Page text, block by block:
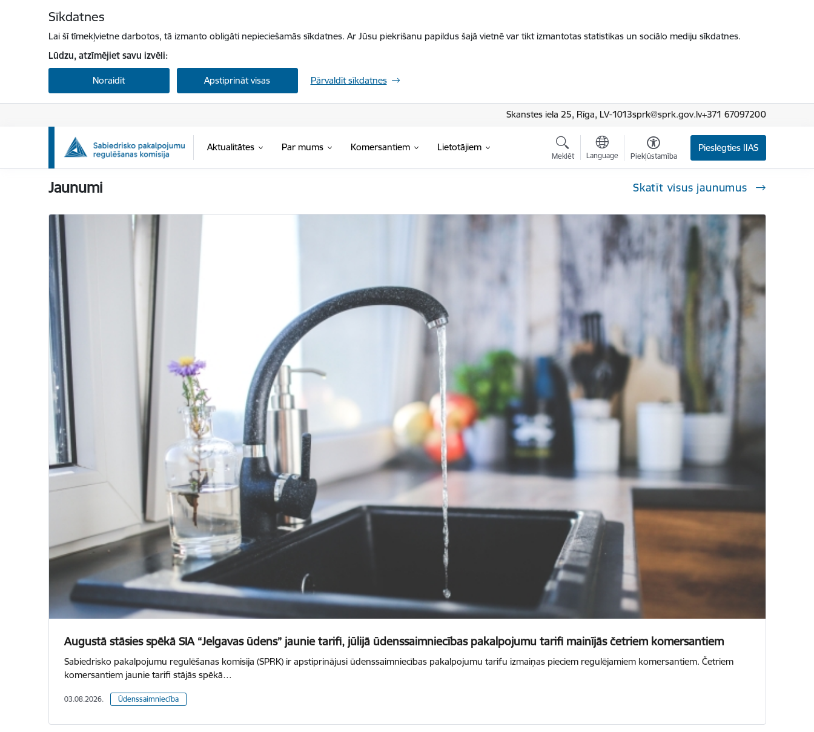
Sīkdatnes
Lai šī tīmekļvietne darbotos, tā izmanto obligāti nepieciešamās sīkdatnes. Ar Jūsu piekrišanu papildus šajā vietnē var tikt izmantotas statistikas un sociālo mediju sīkdatnes.
Lūdzu, atzīmējiet savu izvēli:
Noraidīt Apstiprināt visas Pārvaldīt sīkdatnes
Skanstes iela 25, Rīga, LV-1013sprk@sprk.gov.lv+371 67097200
Aktualitātes Par mums Komersantiem Lietotājiem
Meklēt Language Piekļūstamība
Pieslēgties IIAS
Jaunumi Skatīt visus jaunumus
Augustā stāsies spēkā SIA “Jelgavas ūdens” jaunie tarifi, jūlijā ūdenssaimniecības pakalpojumu tarifi mainījās četriem komersantiem
Sabiedrisko pakalpojumu regulēšanas komisija (SPRK) ir apstiprinājusi ūdenssaimniecības pakalpojumu tarifu izmaiņas pieciem regulējamiem komersantiem. Četriem
komersantiem jaunie tarifi stājās spēkā…
03.08.2026. Ūdenssaimniecība